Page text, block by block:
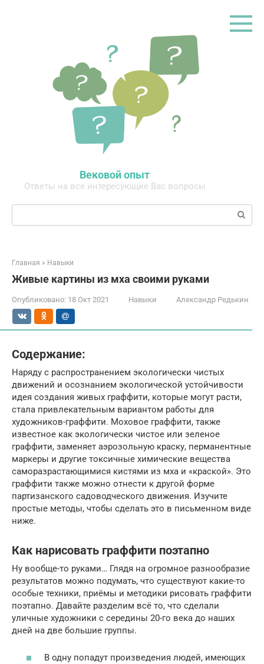
Вековой опыт
Ответы на все интересующие Вас вопросы
Поиск:
Главная » Навыки
Живые картины из мха своими руками
Опубликовано: 18 Окт 2021 Навыки Александр Редькин
Содержание:
Наряду с распространением экологически чистых
движений и осознанием экологической устойчивости
идея создания живых граффити, которые могут расти,
стала привлекательным вариантом работы для
художников-граффити. Моховое граффити, также
известное как экологически чистое или зеленое
граффити, заменяет аэрозольную краску, перманентные
маркеры и другие токсичные химические вещества
саморазрастающимися кистями из мха и «краской». Это
граффити также можно отнести к другой форме
партизанского садоводческого движения. Изучите
простые методы, чтобы сделать это в письменном виде
ниже.
Как нарисовать граффити поэтапно
Ну вообще-то руками… Глядя на огромное разнообразие
результатов можно подумать, что существуют какие-то
особые техники, приёмы и методики рисовать граффити
поэтапно. Давайте разделим всё то, что сделали
уличные художники с середины 20-го века до наших
дней на две большие группы.
В одну попадут произведения людей, имеющих